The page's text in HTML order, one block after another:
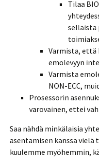
Tilaa
sellaista
Varmista, että
emolevyyn
Varmista
NON-ECC,
Prosessorin
varovainen, ettei
Saa nähdä minkälaisia
asentamisen kanssa vielä
kuulemme myöhemmin,